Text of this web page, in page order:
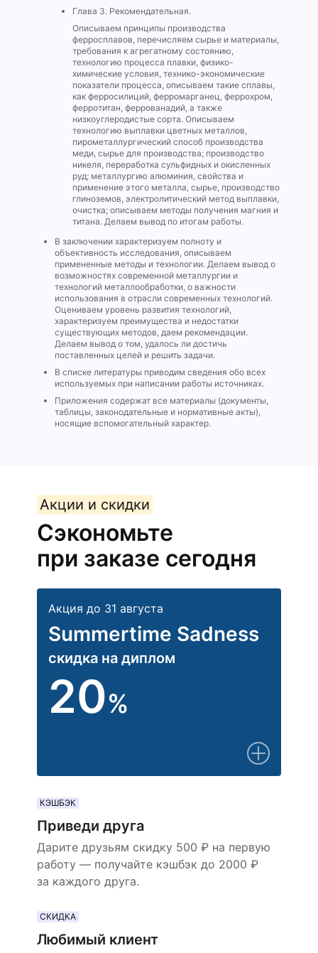
Глава 3. Рекомендательная.
Описываем принципы производства
ферросплавов, перечисляем сырье и материалы,
требования к агрегатному состоянию,
технологию процесса плавки, физико-
химические условия, технико-экономические
показатели процесса, описываем такие сплавы,
как ферросилиций, ферромарганец, феррохром,
ферротитан, феррованадий, а также
низкоуглеродистые сорта. Описываем
технологию выплавки цветных металлов,
пирометаллургический способ производства
меди, сырье для производства; производство
никеля, переработка сульфидных и окисленных
руд; металлургию алюминия, свойства и
применение этого металла, сырье, производство
глиноземов, электролитический метод выплавки,
очистка; описываем методы получения магния и
титана. Делаем вывод по итогам работы.
В заключении характеризуем полноту и
объективность исследования, описываем
примененные методы и технологии. Делаем вывод о
возможностях современной металлургии и
технологий металлообработки, о важности
использования в отрасли современных технологий.
Оцениваем уровень развития технологий,
характеризуем преимущества и недостатки
существующих методов, даем рекомендации.
Делаем вывод о том, удалось ли достичь
поставленных целей и решить задачи.
В списке литературы приводим сведения обо всех
используемых при написании работы источниках.
Приложения содержат все материалы (документы,
таблицы, законодательные и нормативные акты),
носящие вспомогательный характер.
Акции и скидки
Сэкономьте
при заказе сегодня
Акция до 31 августа
Summertime Sadness
скидка на диплом
20%
КЭШБЭК
Приведи друга
Дарите друзьям скидку 500 ₽ на первую
работу — получайте кэшбэк до 2000 ₽
за каждого друга.
СКИДКА
Любимый клиент